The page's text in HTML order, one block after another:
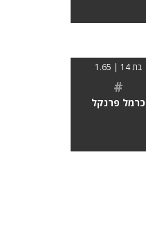
בת 14 | 1.65
#
כרמל פרנקל